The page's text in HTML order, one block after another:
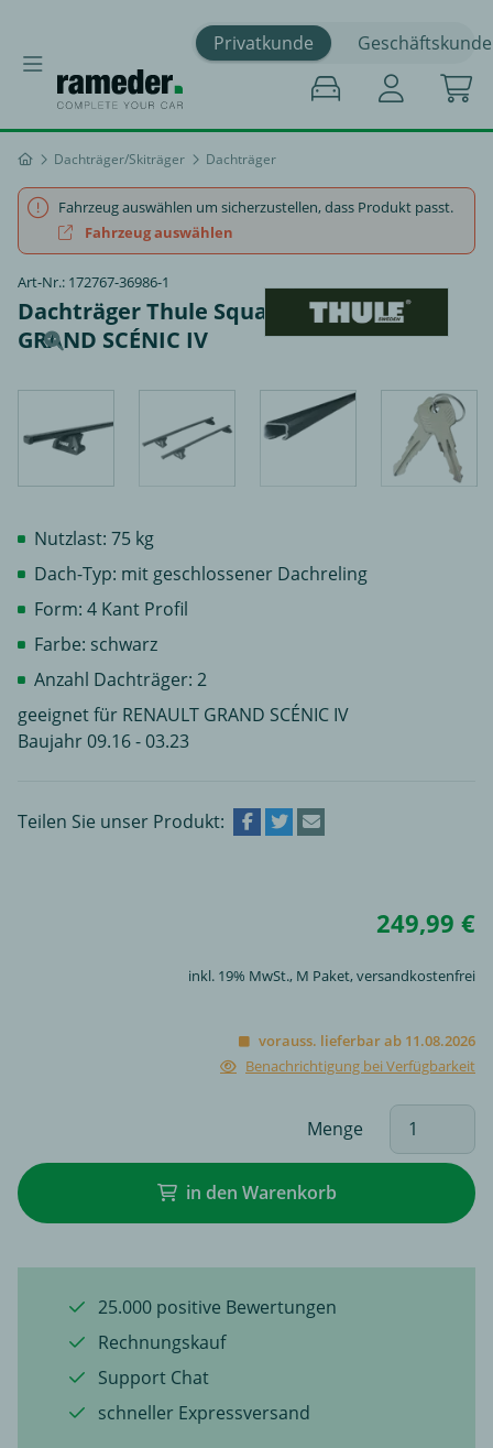
Privatkunde Geschäftskunde
Dachträger/Skiträger Dachträger
Fahrzeug auswählen um sicherzustellen, dass Produkt passt.
Fahrzeug auswählen
Art-Nr.: 172767-36986-1
Dachträger Thule SquareBar - RENAULT
GRAND SCÉNIC IV
Nutzlast: 75 kg
Dach-Typ: mit geschlossener Dachreling
Form: 4 Kant Profil
Farbe: schwarz
Anzahl Dachträger: 2
geeignet für RENAULT GRAND SCÉNIC IV
Baujahr 09.16 - 03.23
Teilen Sie unser Produkt:
249,99 €
inkl. 19% MwSt., M Paket, versandkostenfrei
vorauss. lieferbar ab 11.08.2026
Benachrichtigung bei Verfügbarkeit
Menge
in den Warenkorb
25.000 positive Bewertungen
Rechnungskauf
Support Chat
schneller Expressversand